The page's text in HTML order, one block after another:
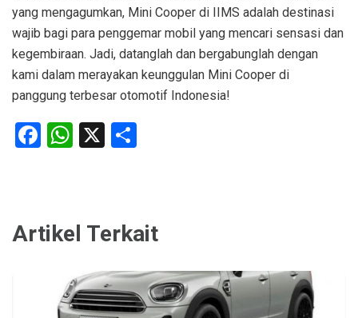
yang mengagumkan, Mini Cooper di IIMS adalah destinasi
wajib bagi para penggemar mobil yang mencari sensasi dan
kegembiraan. Jadi, datanglah dan bergabunglah dengan
kami dalam merayakan keunggulan Mini Cooper di
panggung terbesar otomotif Indonesia!
Facebook
WhatsApp
X
Artikel Terkait